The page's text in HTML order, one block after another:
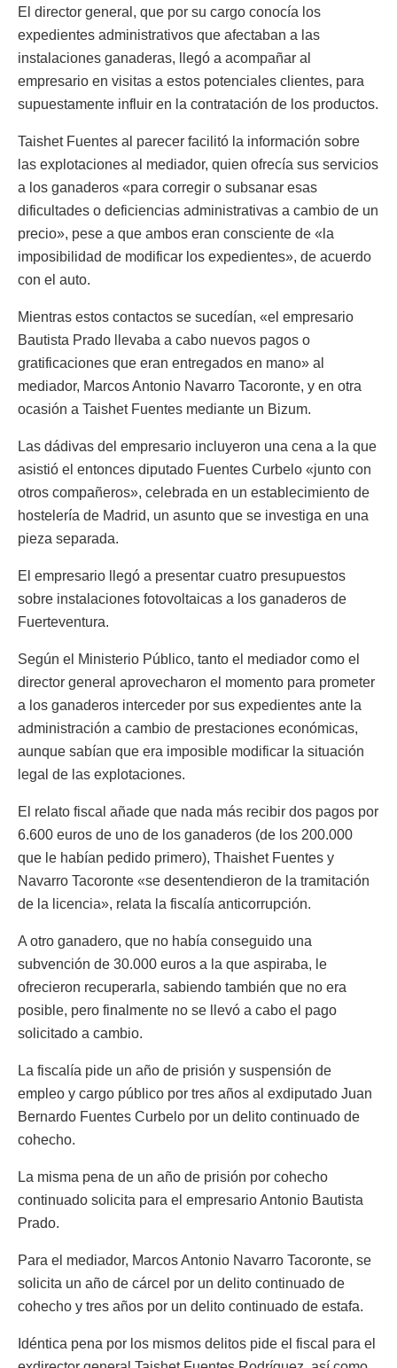
El director general, que por su cargo conocía los
expedientes administrativos que afectaban a las
instalaciones ganaderas, llegó a acompañar al
empresario en visitas a estos potenciales clientes, para
supuestamente influir en la contratación de los productos.
Taishet Fuentes al parecer facilitó la información sobre
las explotaciones al mediador, quien ofrecía sus servicios
a los ganaderos «para corregir o subsanar esas
dificultades o deficiencias administrativas a cambio de un
precio», pese a que ambos eran consciente de «la
imposibilidad de modificar los expedientes», de acuerdo
con el auto.
Mientras estos contactos se sucedían, «el empresario
Bautista Prado llevaba a cabo nuevos pagos o
gratificaciones que eran entregados en mano» al
mediador, Marcos Antonio Navarro Tacoronte, y en otra
ocasión a Taishet Fuentes mediante un Bizum.
Las dádivas del empresario incluyeron una cena a la que
asistió el entonces diputado Fuentes Curbelo «junto con
otros compañeros», celebrada en un establecimiento de
hostelería de Madrid, un asunto que se investiga en una
pieza separada.
El empresario llegó a presentar cuatro presupuestos
sobre instalaciones fotovoltaicas a los ganaderos de
Fuerteventura.
Según el Ministerio Público, tanto el mediador como el
director general aprovecharon el momento para prometer
a los ganaderos interceder por sus expedientes ante la
administración a cambio de prestaciones económicas,
aunque sabían que era imposible modificar la situación
legal de las explotaciones.
El relato fiscal añade que nada más recibir dos pagos por
6.600 euros de uno de los ganaderos (de los 200.000
que le habían pedido primero), Thaishet Fuentes y
Navarro Tacoronte «se desentendieron de la tramitación
de la licencia», relata la fiscalía anticorrupción.
A otro ganadero, que no había conseguido una
subvención de 30.000 euros a la que aspiraba, le
ofrecieron recuperarla, sabiendo también que no era
posible, pero finalmente no se llevó a cabo el pago
solicitado a cambio.
La fiscalía pide un año de prisión y suspensión de
empleo y cargo público por tres años al exdiputado Juan
Bernardo Fuentes Curbelo por un delito continuado de
cohecho.
La misma pena de un año de prisión por cohecho
continuado solicita para el empresario Antonio Bautista
Prado.
Para el mediador, Marcos Antonio Navarro Tacoronte, se
solicita un año de cárcel por un delito continuado de
cohecho y tres años por un delito continuado de estafa.
Idéntica pena por los mismos delitos pide el fiscal para el